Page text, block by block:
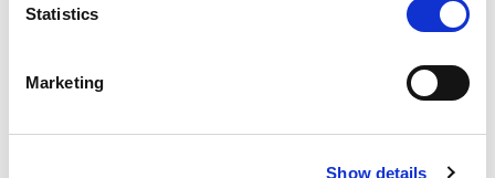
Statistics
Marketing
Show details
Le Luxembourg dispose d’un cadre
électorale des personnes de
nationalité étrangère au niveau